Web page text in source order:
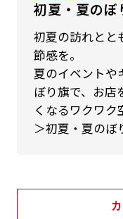
初夏・夏のぼ
初夏の訪れとと
節感を。
夏のイベントや
ぼり旗で、お店
くなるワクワ
＞初夏・夏のぼ